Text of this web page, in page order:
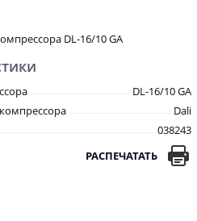
DL-16/10 GA
DL-16/10 GA
Dali
038243
РАСПЕЧАТАТЬ